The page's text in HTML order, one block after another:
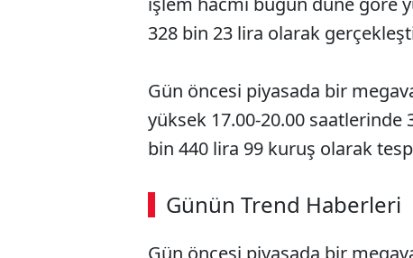
328 bin 23 lira olarak
Gün öncesi piyasada bir
yüksek 17.00-20.00 saatlerinde
bin 440 lira 99 kuruş olarak
Günün Trend Haberleri
Gün öncesi piyasada bir